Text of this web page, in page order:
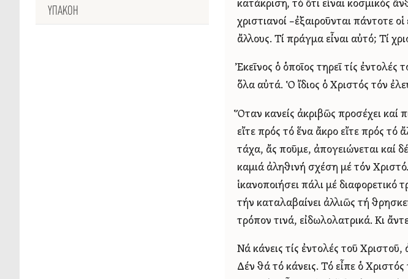
ΥΠΑΚΟΗ
κατάκριση, τό ὅτι εἶναι κοσμικός
χριστιανοί –ἐξαιροῦνται πάντοτε
ἄλλους. Τί πράγμα εἶναι αὐτό; Τί
Ἐκεῖνος ὁ ὁποῖος τηρεῖ τίς
ὅλα αὐτά. Ὁ ἴδιος ὁ Χριστός τόν
Ὅταν κανείς ἀκριβῶς προσέχει καί
εἴτε πρός τό ἕνα ἄκρο εἴτε πρός τό
τάχα, ἄς ποῦμε, ἀπογειώνεται καί
καμιά ἀληθινή σχέση μέ τόν
ἱκανοποιήσει πάλι μέ διαφορετικό
τήν καταλαβαίνει ἀλλιῶς τή
τρόπον τινά, εἰδωλολατρικά. Κι
Νά κάνεις τίς ἐντολές τοῦ
Δέν θά τό κάνεις. Τό εἶπε ὁ Χριστός